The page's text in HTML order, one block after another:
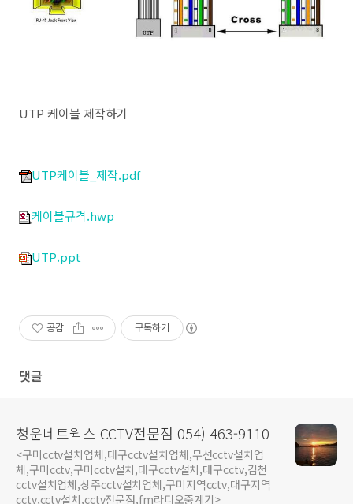
UTP 케이블 제작하기
UTP케이블_제작.pdf
케이블규격.hwp
UTP.ppt
공감 구독하기
댓글
청운네트웍스 CCTV전문점 054) 463-9110
<구미cctv설치업체,대구cctv설치업체,무선cctv설치업
체,구미cctv,구미cctv설치,대구cctv설치,대구cctv,김천
cctv설치업체,상주cctv설치업체,구미지역cctv,대구지역
cctv,cctv설치,cctv전문점,fm라디오중계기>